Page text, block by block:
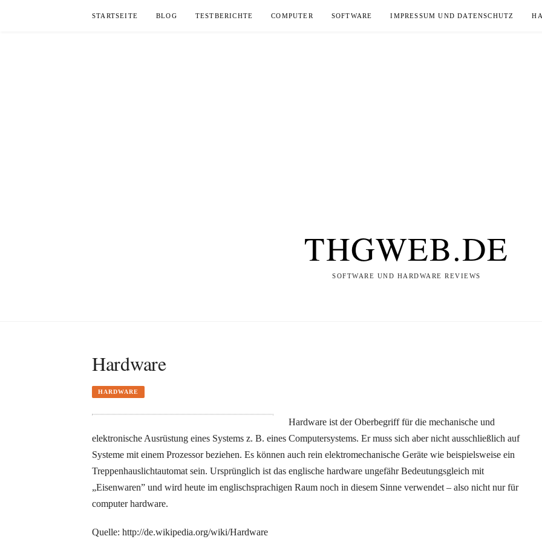
STARTSEITE BLOG TESTBERICHTE COMPUTER SOFTWARE IMPRESSUM UND DATENSCHUTZ
THGWEB.DE
SOFTWARE UND HARDWARE REVIEWS
Hardware
HARDWARE
Hardware ist der Oberbegriff für die mechanische und
elektronische Ausrüstung eines Systems z. B. eines Computersystems. Er muss sich aber nicht ausschließlich auf
Systeme mit einem Prozessor beziehen. Es können auch rein elektromechanische Geräte wie beispielsweise ein
Treppenhauslichtautomat sein. Ursprünglich ist das englische hardware ungefähr Bedeutungsgleich mit
„Eisenwaren” und wird heute im englischsprachigen Raum noch in diesem Sinne verwendet – also nicht nur für
computer hardware.
Quelle: http://de.wikipedia.org/wiki/Hardware